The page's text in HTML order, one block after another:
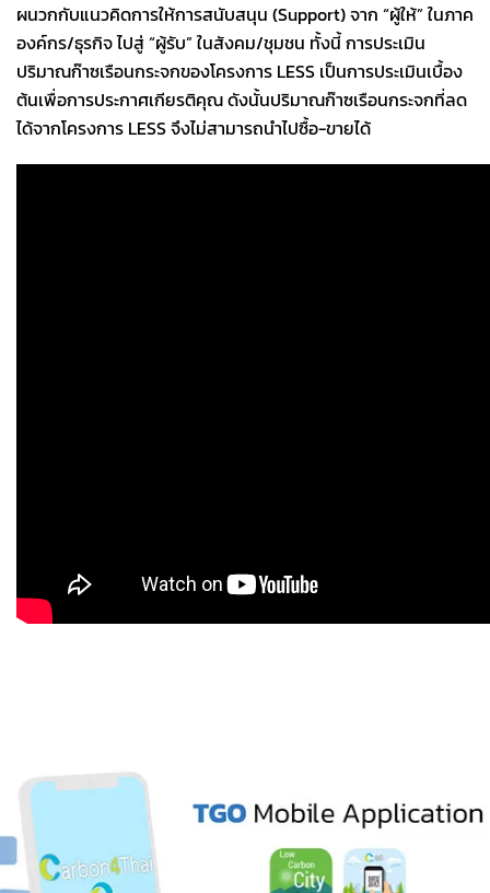
ผนวกกับแนวคิดการให้การสนับสนุน (Support) จาก “ผู้ให้” ในภาค
องค์กร/ธุรกิจ ไปสู่ “ผู้รับ” ในสังคม/ชุมชน ทั้งนี้ การประเมิน
ปริมาณก๊าซเรือนกระจกของโครงการ LESS เป็นการประเมินเบื้อง
ต้นเพื่อการประกาศเกียรติคุณ ดังนั้นปริมาณก๊าซเรือนกระจกที่ลด
ได้จากโครงการ LESS จึงไม่สามารถนำไปซื้อ-ขายได้